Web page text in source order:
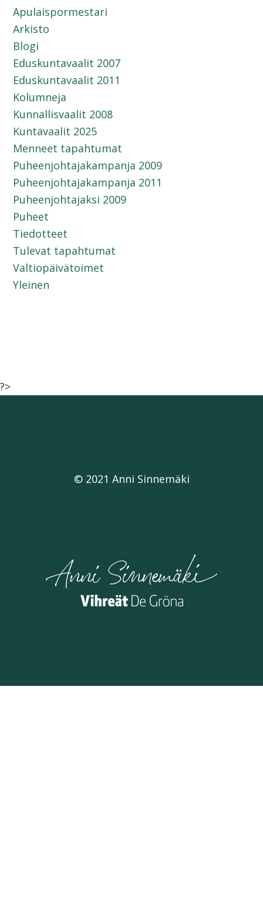
Apulaispormestari
Arkisto
Blogi
Eduskuntavaalit 2007
Eduskuntavaalit 2011
Kolumneja
Kunnallisvaalit 2008
Kuntavaalit 2025
Menneet tapahtumat
Puheenjohtajakampanja 2009
Puheenjohtajakampanja 2011
Puheenjohtajaksi 2009
Puheet
Tiedotteet
Tulevat tapahtumat
Valtiopäivätoimet
Yleinen
?>
© 2021 Anni Sinnemäki